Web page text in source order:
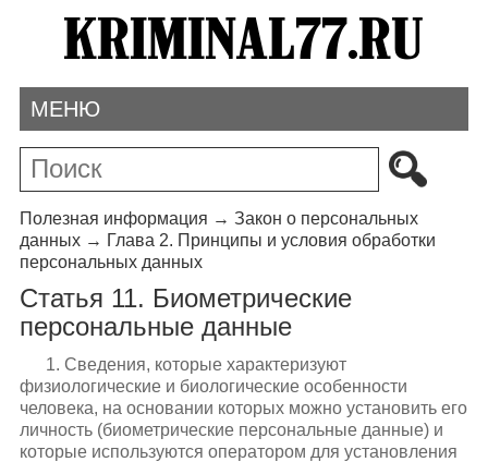
МЕНЮ
Полезная информация → Закон о персональных
данных→ Глава 2. Принципы и условия обработки
персональных данных
Статья 11. Биометрические
персональные данные
1. Сведения, которые характеризуют
физиологические и биологические особенности
человека, на основании которых можно установить его
личность (биометрические персональные данные) и
которые используются оператором для установления